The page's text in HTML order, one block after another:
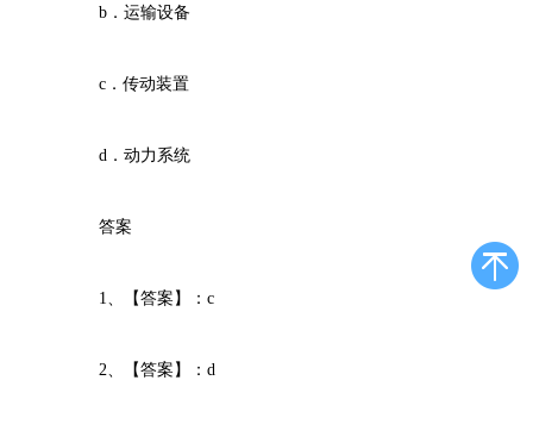
b．运输设备
c．传动装置
d．动力系统
答案
1、【答案】：c
2、【答案】：d